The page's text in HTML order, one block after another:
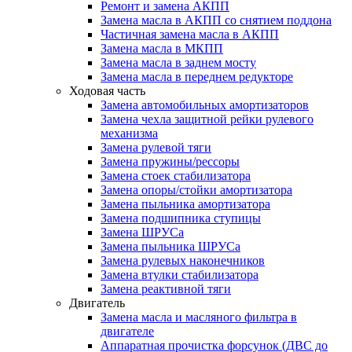
Ремонт и замена АКПП
Замена масла в АКПП со снятием поддона
Частичная замена масла в АКПП
Замена масла в МКПП
Замена масла в заднем мосту
Замена масла в переднем редукторе
Ходовая часть
Замена автомобильных амортизаторов
Замена чехла защитной рейки рулевого
механизма
Замена рулевой тяги
Замена пружины/рессоры
Замена стоек стабилизатора
Замена опоры/стойки амортизатора
Замена пыльника амортизатора
Замена подшипника ступицы
Замена ШРУСа
Замена пыльника ШРУСа
Замена рулевых наконечников
Замена втулки стабилизатора
Замена реактивной тяги
Двигатель
Замена масла и масляного фильтра в
двигателе
Аппаратная прочистка форсунок (ДВС до